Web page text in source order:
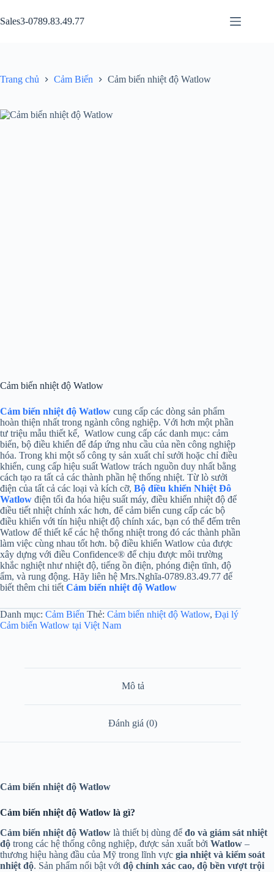
đến
phần
Sales3-0789.83.49.77
Trang chủ Cảm Biến Cảm biến nhiệt độ Watlow
Cảm biến nhiệt độ Watlow
Cảm biến nhiệt độ Watlow cung cấp các dòng sản phẩm
hoàn thiện nhất trong ngành công nghiệp. Với hơn một phần
tư triệu mẫu thiết kế, Watlow cung cấp các danh mục: cảm
biến, bộ điều khiển để đáp ứng nhu cầu của nền công nghiệp
hóa. Trong khi một số công ty sản xuất chỉ sưởi hoặc chỉ điều
khiển, cung cấp hiệu suất Watlow trách nguồn duy nhất bằng
cách tạo ra tất cả các thành phần hệ thống nhiệt. Từ lò sưởi
điện của tất cả các loại và kích cỡ, Bộ điều khiển Nhiệt Đô
Watlow điện tối đa hóa hiệu suất máy, điều khiển nhiệt độ để
điều tiết nhiệt chính xác hơn, để cảm biến cung cấp các bộ
điều khiển với tín hiệu nhiệt độ chính xác, bạn có thể đếm trên
Watlow để thiết kế các hệ thống nhiệt trong đó các thành phần
làm việc cùng nhau tốt hơn. bộ điều khiển Watlow của được
xây dựng với điều Confidence® để chịu được môi trường
khắc nghiệt như nhiệt độ, tiếng ồn điện, phóng điện tĩnh, độ
ẩm, và rung động. Hãy liên hệ Mrs.Nghĩa-0789.83.49.77 để
biết thêm chi tiết Cảm biến nhiệt độ Watlow
Danh mục: Cảm Biến Thẻ: Cảm biến nhiệt độ Watlow, Đại lý
Cảm biến Watlow tại Việt Nam
Mô tả
Đánh giá (0)
Cảm biến nhiệt độ Watlow
Cảm biến nhiệt độ Watlow là gì?
Cảm biến nhiệt độ Watlow là thiết bị dùng để đo và giám sát nhiệt
độ trong các hệ thống công nghiệp, được sản xuất bởi Watlow –
thương hiệu hàng đầu của Mỹ trong lĩnh vực gia nhiệt và kiểm soát
nhiệt độ. Sản phẩm nổi bật với độ chính xác cao, độ bền vượt trội